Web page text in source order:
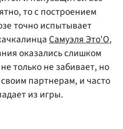
то с построением
точно испытывает
Самуэля Это'О,
оказались слишком
только не забивает, но
партнерам, и часто
из игры.